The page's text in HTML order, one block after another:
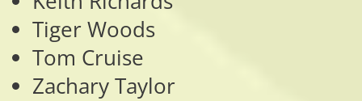
Tiger Woods
Tom Cruise
Zachary Taylor